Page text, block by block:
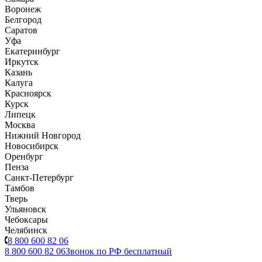
Воронеж
Белгород
Саратов
Уфа
Екатеринбург
Иркутск
Казань
Калуга
Красноярск
Курск
Липецк
Москва
Нижний Новгород
Новосибирск
Оренбург
Пенза
Санкт-Петербург
Тамбов
Тверь
Ульяновск
Чебоксары
Челябинск
8 800 600 82 06
8 800 600 82 06Звонок по РФ бесплатный